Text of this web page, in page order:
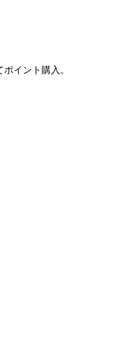
イント購入。